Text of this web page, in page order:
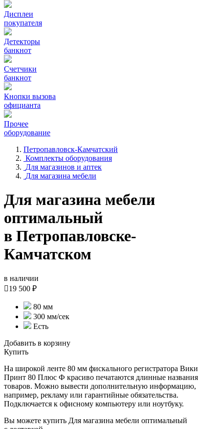
Дисплеи
покупателя
Детекторы
банкнот
Счетчики
банкнот
Кнопки вызова
официанта
Прочее
оборудование
Петропавловск-Камчатский
Комплекты оборудования
Для магазинов и аптек
Для магазина мебели
Для магазина мебели
оптимальный
в Петропавловске-
Камчатском
в наличии
19 500 ₽
80 мм
300 мм/сек
Есть
Добавить в корзину
Купить
На широкой ленте 80 мм фискального регистратора Вики
Принт 80 Плюс Ф красиво печатаются длинные названия
товаров. Можно вывести дополнительную информацию,
например, рекламу или гарантийные обязательства.
Подключается к офисному компьютеру или ноутбуку.
Вы можете купить Для магазина мебели оптимальный